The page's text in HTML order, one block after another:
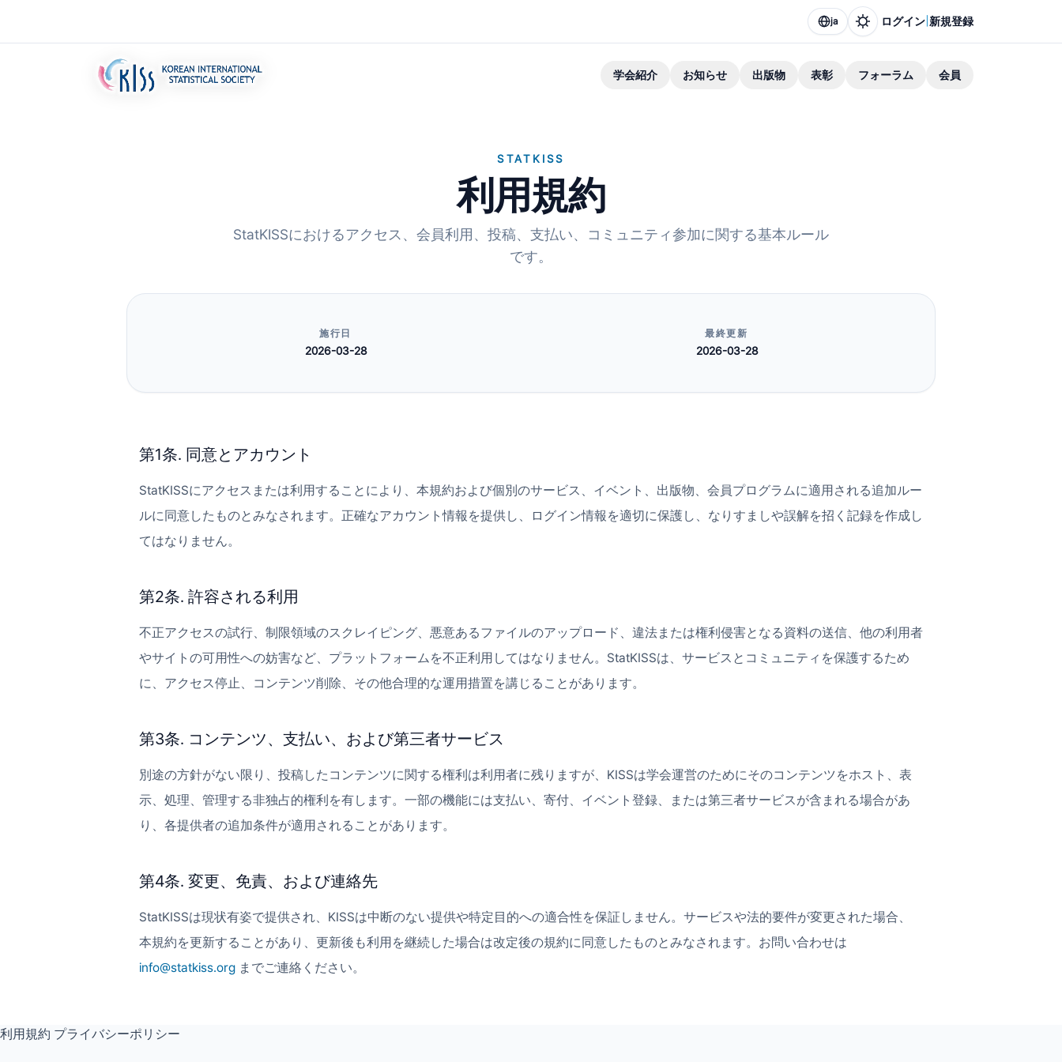
ja ログイン 新規登録
学会紹介 お知らせ 出版物 表彰 フォーラム 会員
STATKISS
利用規約
StatKISSにおけるアクセス、会員利用、投稿、支払い、コミュニティ参加に関する基本ルール
です。
施行日
2026-03-28
最終更新
2026-03-28
第1条. 同意とアカウント
StatKISSにアクセスまたは利用することにより、本規約および個別のサービス、イベント、出版物、会員プログラムに適用される追加ルー
ルに同意したものとみなされます。正確なアカウント情報を提供し、ログイン情報を適切に保護し、なりすましや誤解を招く記録を作成し
てはなりません。
第2条. 許容される利用
不正アクセスの試行、制限領域のスクレイピング、悪意あるファイルのアップロード、違法または権利侵害となる資料の送信、他の利用者
やサイトの可用性への妨害など、プラットフォームを不正利用してはなりません。StatKISSは、サービスとコミュニティを保護するため
に、アクセス停止、コンテンツ削除、その他合理的な運用措置を講じることがあります。
第3条. コンテンツ、支払い、および第三者サービス
別途の方針がない限り、投稿したコンテンツに関する権利は利用者に残りますが、KISSは学会運営のためにそのコンテンツをホスト、表
示、処理、管理する非独占的権利を有します。一部の機能には支払い、寄付、イベント登録、または第三者サービスが含まれる場合があ
り、各提供者の追加条件が適用されることがあります。
第4条. 変更、免責、および連絡先
StatKISSは現状有姿で提供され、KISSは中断のない提供や特定目的への適合性を保証しません。サービスや法的要件が変更された場合、
本規約を更新することがあり、更新後も利用を継続した場合は改定後の規約に同意したものとみなされます。お問い合わせは
info@statkiss.org までご連絡ください。
利用規約 プライバシーポリシー